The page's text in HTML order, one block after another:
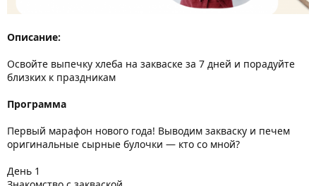
Описание:
Освойте выпечку хлеба на закваске за 7 дней и порадуйте
близких к праздникам
Программа
Первый марафон нового года! Выводим закваску и печем
оригинальные сырные булочки — кто со мной?
День 1